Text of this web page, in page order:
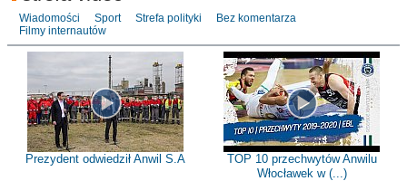
Wiadomości Sport Strefa polityki
Bez komentarza
Filmy internautów
Prezydent odwiedził Anwil S.A
TOP 10 przechwytów Anwilu
Włocławek w (...)